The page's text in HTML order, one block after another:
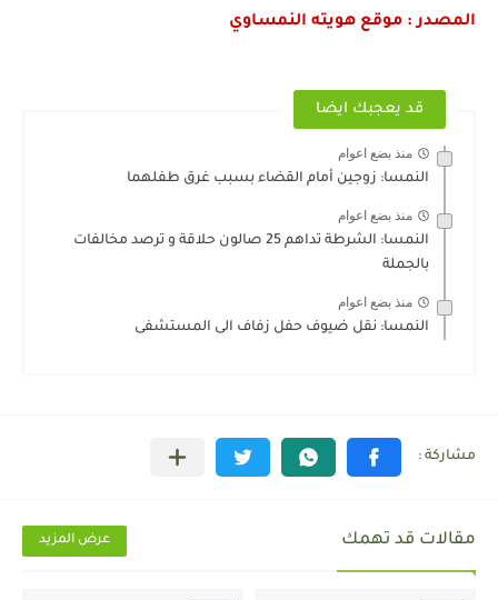
المصدر : موقع هويته النمساوي
قد يعجبك ايضا
منذ بضع اعوام
النمسا: زوجين أمام القضاء بسبب غرق طفلهما
منذ بضع اعوام
النمسا: الشرطة تداهم 25 صالون حلاقة و ترصد مخالفات
بالجملة
منذ بضع اعوام
النمسا: نقل ضيوف حفل زفاف الى المستشفى
مقالات قد تهمك عرض المزيد